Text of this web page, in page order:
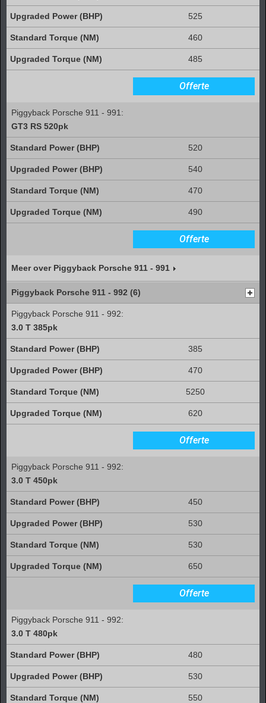
525
460
485
Offerte
Piggyback Porsche 911 - 991:
GT3 RS 520pk
520
540
470
490
Offerte
Meer over Piggyback Porsche 911 - 991
Piggyback Porsche 911 - 992 (6)
Piggyback Porsche 911 - 992:
3.0 T 385pk
385
470
5250
620
Offerte
Piggyback Porsche 911 - 992:
3.0 T 450pk
450
530
530
650
Offerte
Piggyback Porsche 911 - 992:
3.0 T 480pk
480
530
550